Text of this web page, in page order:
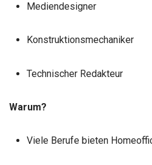
Mediendesigner
Konstruktionsmechaniker
Technischer Redakteur
Warum?
Viele Berufe bieten